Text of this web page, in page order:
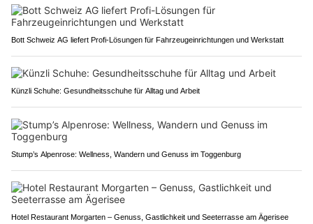
Bott Schweiz AG liefert Profi-Lösungen für Fahrzeugeinrichtungen und Werkstatt
Künzli Schuhe: Gesundheitsschuhe für Alltag und Arbeit
Stump’s Alpenrose: Wellness, Wandern und Genuss im Toggenburg
Hotel Restaurant Morgarten – Genuss, Gastlichkeit und Seeterrasse am Ägerisee